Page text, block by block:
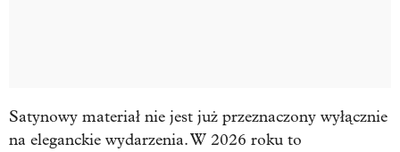
Satynowy materiał nie jest już przeznaczony wyłącznie
na eleganckie wydarzenia. W 2026 roku to